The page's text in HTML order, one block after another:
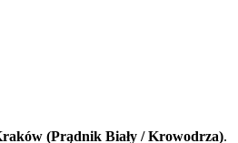
(Prądnik Biały / Krowodrza).